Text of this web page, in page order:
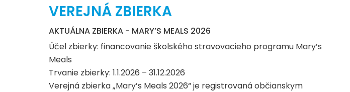
VEREJNÁ ZBIERKA
AKTUÁLNA ZBIERKA - MARY’S MEALS 2026
Účel zbierky: financovanie školského stravovacieho programu Mary’s
Meals
Trvanie zbierky: 1.1.2026 – 31.12.2026
Verejná zbierka „Mary’s Meals 2026“ je registrovaná občianskym